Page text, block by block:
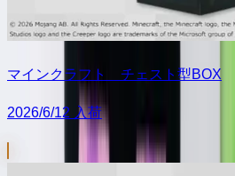
マインクラフト チェスト型BOX
2026/6/12 入荷